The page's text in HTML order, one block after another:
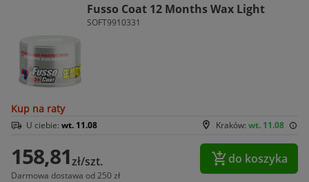
Fusso Coat 12 Months Wax Light
SOFT9910331
Kup na raty
Kraków: wt. 11.08
U ciebie: wt. 11.08
158,81zł/szt.
Darmowa dostawa od 250 zł
do koszyka